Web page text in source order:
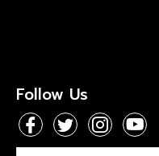
Follow Us